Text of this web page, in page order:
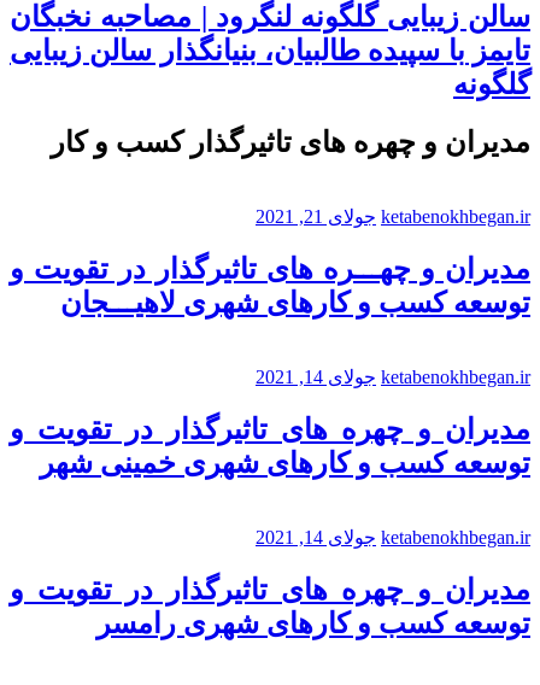
سالن زیبایی گلگونه لنگرود | مصاحبه نخبگان
تایمز با سپیده طالبیان، بنیانگذار سالن زیبایی
گلگونه
مدیران و چهره های تاثیرگذار کسب و کار
ketabenokhbegan.ir جولای 21, 2021
مدیران و چهـــره های تاثیرگذار در تقویت و
توسعه کسب و کارهای شهری لاهیـــجان
ketabenokhbegan.ir جولای 14, 2021
مدیران و چهره های تاثیرگذار در تقویت و
توسعه کسب و کارهای شهری خمینی شهر
ketabenokhbegan.ir جولای 14, 2021
مدیران و چهره های تاثیرگذار در تقویت و
توسعه کسب و کارهای شهری رامسر